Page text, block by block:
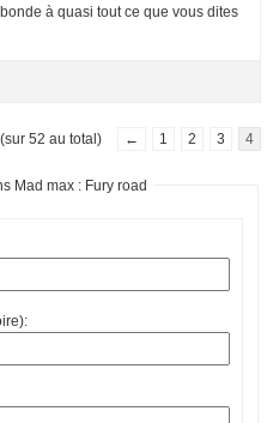
à quasi tout ce que vous dites
52 au total) ← 1 2 3 4
Mad max : Fury road